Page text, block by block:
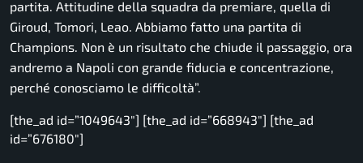
partita. Attitudine della squadra da premiare, quella di
Giroud, Tomori, Leao. Abbiamo fatto una partita di
Champions. Non è un risultato che chiude il passaggio, ora
andremo a Napoli con grande fiducia e concentrazione,
perché conosciamo le difficoltà”.
[the_ad id=”1049643″] [the_ad id=”668943″] [the_ad
id=”676180″]